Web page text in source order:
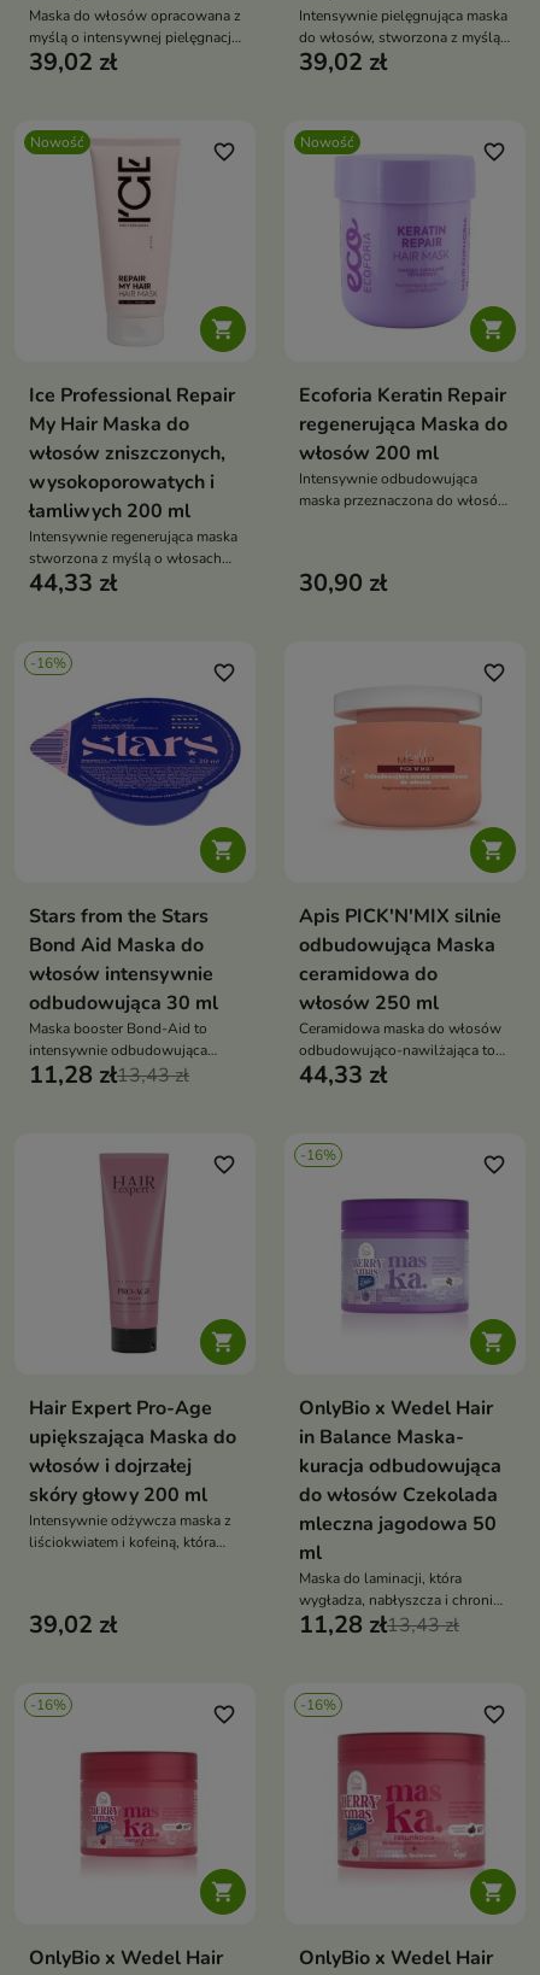
Maska do włosów opracowana z
myślą o intensywnej pielęgnacji
włosów suchych, zniszczonych
39,02 zł
Intensywnie pielęgnująca maska
do włosów, stworzona z myślą
o włosach suchych, matowych i
39,02 zł
Nowość

favorite_border
Ice Professional Repair
My Hair Maska do
włosów zniszczonych,
wysokoporowatych i
łamliwych 200 ml
Intensywnie regenerująca maska
stworzona z myślą o włosach
wymagających odbudowy i
44,33 zł
Nowość

favorite_border
Ecoforia Keratin Repair
regenerująca Maska do
włosów 200 ml
Intensywnie odbudowująca
maska przeznaczona do włosów
30,90 zł
-16%

favorite_border
Stars from the Stars
Bond Aid Maska do
włosów intensywnie
odbudowująca 30 ml
Maska booster Bond-Aid to
intensywnie odbudowująca
kuracja, która wzmacnia włosy,
11,28 zł13,43 zł

favorite_border
Apis PICK'N'MIX silnie
odbudowująca Maska
ceramidowa do
włosów 250 ml
Ceramidowa maska do włosów
odbudowująco-nawilżająca to
intensywnie regenerujący
włosów, przywraca im
jedwabistą gładkość
44,33 zł

favorite_border
Hair Expert Pro-Age
upiększająca Maska do
włosów i dojrzałej
skóry głowy 200 ml
Intensywnie odżywcza maska z
liściokwiatem i kofeiną, która
pierwszym użyciu
39,02 zł
-16%

favorite_border
OnlyBio x Wedel Hair
in Balance Maska-
kuracja odbudowująca
do włosów Czekolada
mleczna jagodowa 50
ml
Maska do laminacji, która
wygładza, nabłyszcza i chroni
włosy, otulając je zapachem
11,28 zł13,43 zł
-16%

favorite_border
OnlyBio x Wedel Hair
-16%

favorite_border
OnlyBio x Wedel Hair